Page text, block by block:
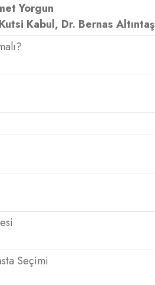
Yorgun
Kabul, Dr. Bernas Altıntaş
Seçimi